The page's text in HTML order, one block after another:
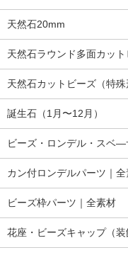
天然石20mm
天然石ラウンド多面カット
天然石カットビーズ（特殊
誕生石（1月〜12月）
ビーズ・ロンデル・スベ―
カン付ロンデルパーツ｜
ビーズ枠パーツ｜全素材
花座・ビーズキャップ（